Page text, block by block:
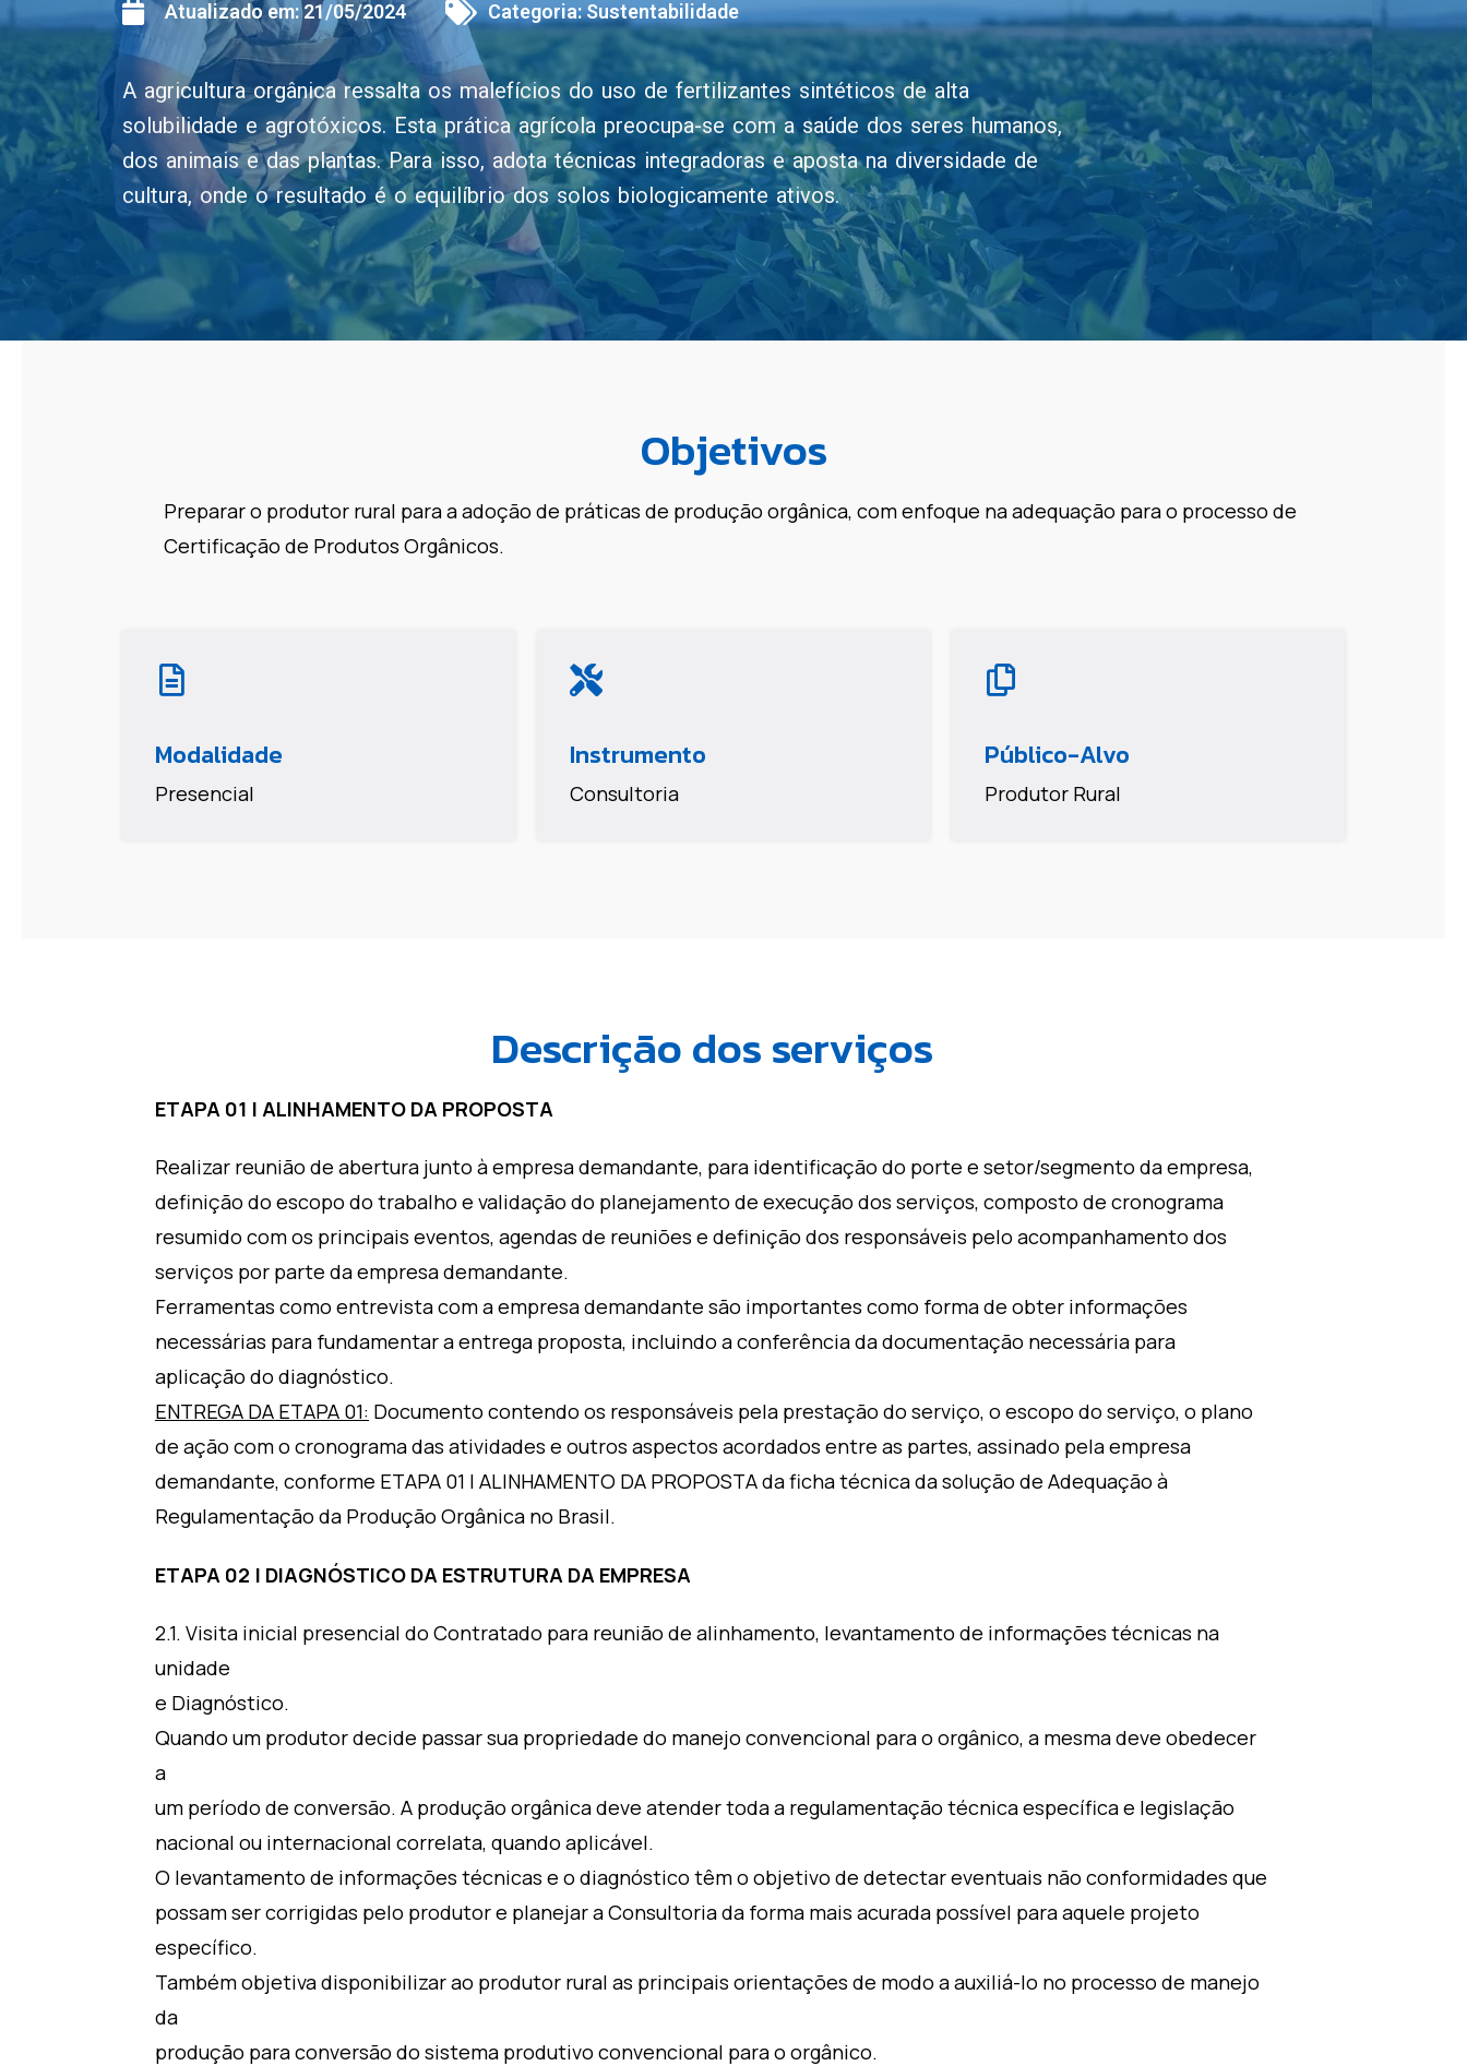
Atualizado em: 21/05/2024 Categoria:Sustentabilidade
A agricultura orgânica ressalta os malefícios do uso de fertilizantes sintéticos de alta
solubilidade e agrotóxicos. Esta prática agrícola preocupa-se com a saúde dos seres humanos,
dos animais e das plantas. Para isso, adota técnicas integradoras e aposta na diversidade de
cultura, onde o resultado é o equilíbrio dos solos biologicamente ativos.
Objetivos
Preparar o produtor rural para a adoção de práticas de produção orgânica, com enfoque na adequação para o processo de
Certificação de Produtos Orgânicos.
Modalidade
Presencial
Instrumento
Consultoria
Público-Alvo
Produtor Rural
Descrição dos serviços
ETAPA 01 | ALINHAMENTO DA PROPOSTA
Realizar reunião de abertura junto à empresa demandante, para identificação do porte e setor/segmento da empresa,
definição do escopo do trabalho e validação do planejamento de execução dos serviços, composto de cronograma
resumido com os principais eventos, agendas de reuniões e definição dos responsáveis pelo acompanhamento dos
serviços por parte da empresa demandante.
Ferramentas como entrevista com a empresa demandante são importantes como forma de obter informações
necessárias para fundamentar a entrega proposta, incluindo a conferência da documentação necessária para
aplicação do diagnóstico.
ENTREGA DA ETAPA 01: Documento contendo os responsáveis pela prestação do serviço, o escopo do serviço, o plano
de ação com o cronograma das atividades e outros aspectos acordados entre as partes, assinado pela empresa
demandante, conforme ETAPA 01 | ALINHAMENTO DA PROPOSTA da ficha técnica da solução de Adequação à
Regulamentação da Produção Orgânica no Brasil.
ETAPA 02 | DIAGNÓSTICO DA ESTRUTURA DA EMPRESA
2.1. Visita inicial presencial do Contratado para reunião de alinhamento, levantamento de informações técnicas na
unidade
e Diagnóstico.
Quando um produtor decide passar sua propriedade do manejo convencional para o orgânico, a mesma deve obedecer
a
um período de conversão. A produção orgânica deve atender toda a regulamentação técnica específica e legislação
nacional ou internacional correlata, quando aplicável.
O levantamento de informações técnicas e o diagnóstico têm o objetivo de detectar eventuais não conformidades que
possam ser corrigidas pelo produtor e planejar a Consultoria da forma mais acurada possível para aquele projeto
específico.
Também objetiva disponibilizar ao produtor rural as principais orientações de modo a auxiliá-lo no processo de manejo
da
produção para conversão do sistema produtivo convencional para o orgânico.